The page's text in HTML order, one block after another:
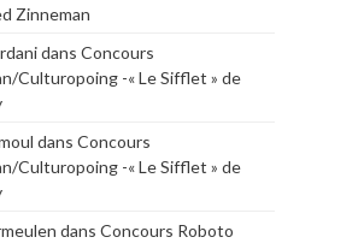
Zinneman
dans Concours
Culturopoing -« Le Sifflet » de
dans Concours
Culturopoing -« Le Sifflet » de
dans Concours Roboto